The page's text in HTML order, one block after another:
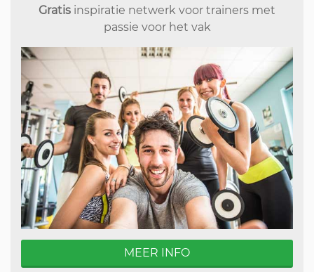
Gratis inspiratie netwerk voor trainers met
passie voor het vak
MEER INFO